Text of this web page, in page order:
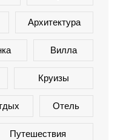
Архитектура
Вилла
Круизы
Отель
Путешествия